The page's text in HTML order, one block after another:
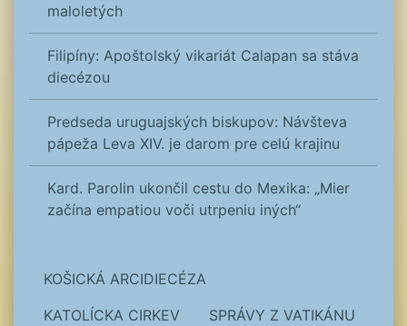
maloletých
Filipíny: Apoštolský vikariát Calapan sa stáva
diecézou
Predseda uruguajských biskupov: Návšteva
pápeža Leva XIV. je darom pre celú krajinu
Kard. Parolin ukončil cestu do Mexika: „Mier
začína empatiou voči utrpeniu iných“
KOŠICKÁ ARCIDIECÉZA
KATOLÍCKA CIRKEV
SPRÁVY Z VATIKÁNU